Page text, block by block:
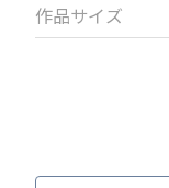
作品サイズ